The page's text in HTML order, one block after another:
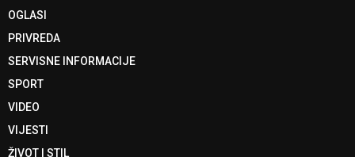
OGLASI
PRIVREDA
SERVISNE INFORMACIJE
SPORT
VIDEO
VIJESTI
ŽIVOT I STIL